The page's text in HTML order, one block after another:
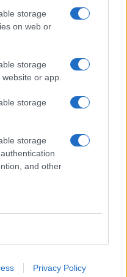
storage
on web or
storage
or app.
storage
storage
and other
Privacy Policy
Facebook
Cookie Policy
Megachip
GiULia
Prima Pagina